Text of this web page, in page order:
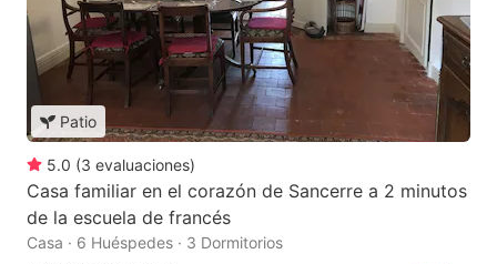
Patio
5.0 (3 evaluaciones)
Casa familiar en el corazón de Sancerre a 2 minutos
de la escuela de francés
Casa · 6 Huéspedes · 3 Dormitorios